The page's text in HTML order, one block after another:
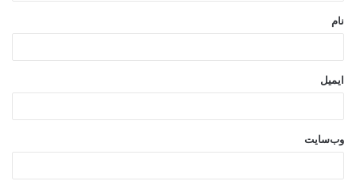
نام
ایمیل
وب‌سایت